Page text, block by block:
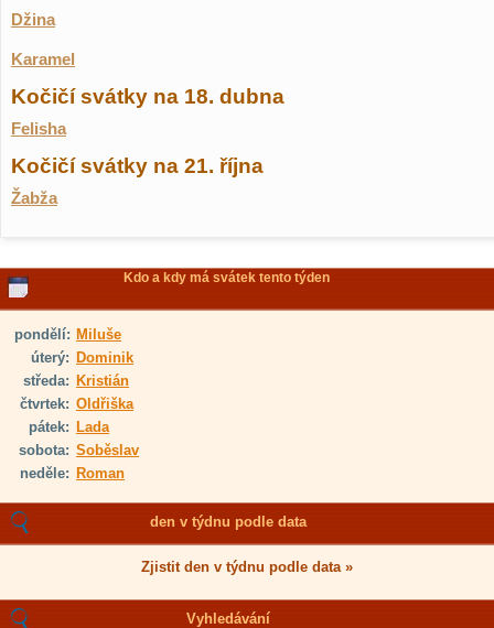
Džina
Karamel
Kočičí svátky na 18. dubna
Felisha
Kočičí svátky na 21. října
Žabža
Kdo a kdy má svátek tento týden
pondělí: Miluše
úterý: Dominik
středa: Kristián
čtvrtek: Oldřiška
pátek: Lada
sobota: Soběslav
neděle: Roman
den v týdnu podle data
Zjistit den v týdnu podle data »
Vyhledávání